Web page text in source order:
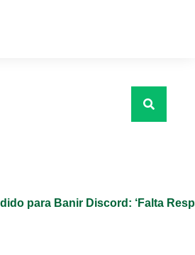
para Banir Discord: ‘Falta